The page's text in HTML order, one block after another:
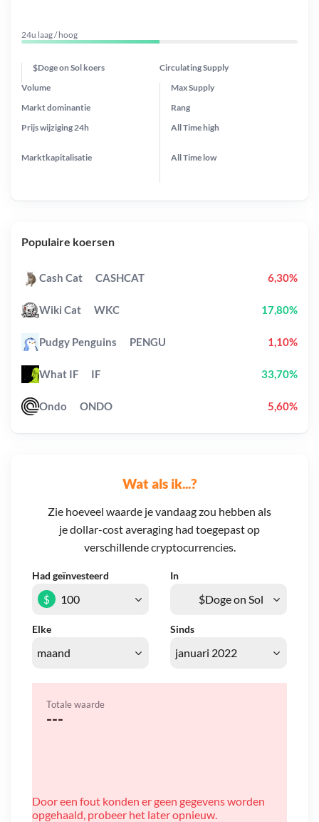
Wat als ik...?
Zie hoeveel waarde je vandaag zou hebben als
je dollar-cost averaging had toegepast op
verschillende cryptocurrencies.
Had geïnvesteerd In
Elke Sinds
$
Totale waarde
---
Door een fout konden er geen gegevens worden
opgehaald, probeer het later opnieuw.
24u laag / hoog
$Doge on Sol koers Circulating Supply
Prijs wijziging 24h
Max Supply
Markt dominantie
Marktkapitalisatie
Volume
Rang
All Timehigh
All Time low
Populaire koersen
Cash Cat CASHCAT 6,30%
Wiki Cat WKC 17,80%
Pudgy Penguins PENGU 1,10%
What IF IF 33,70%
Ondo ONDO 5,60%